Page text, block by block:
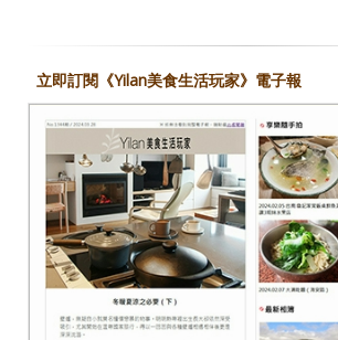
立即訂閱《Yilan美食生活玩家》電子報